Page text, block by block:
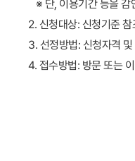
※ 단, 이용기간 등을
2. 신청대상: 신청기준 참
3. 선정방법: 신청자격
4. 접수방법: 방문 또는